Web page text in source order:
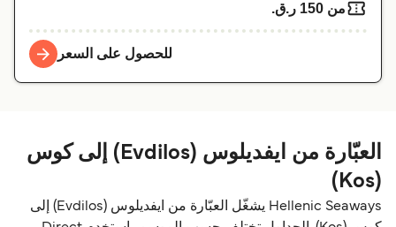
من 150 ر.ق.‏
للحصول على السعر
العبّارة من ايفديلوس (Evdilos) إلى كوس
(Kos)
Hellenic Seaways يشغّل العبّارة من ايفديلوس (Evdilos) إلى